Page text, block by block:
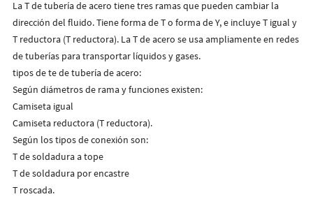
La T de tubería de acero tiene tres ramas que pueden cambiar la
dirección del fluido.Tiene forma de T o forma de Y, e incluye T igual y
T reductora (T reductora). La T de acero se usa ampliamente en redes
de tuberías para transportar líquidos y gases.
tipos de te de tubería de acero:
Según diámetros de rama y funciones existen:
Camiseta igual
Camiseta reductora (T reductora).
Según los tipos de conexión son:
T de soldadura a tope
T de soldadura por encastre
T roscada.